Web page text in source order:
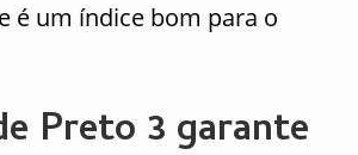
é um índice bom para o
Preto 3 garante